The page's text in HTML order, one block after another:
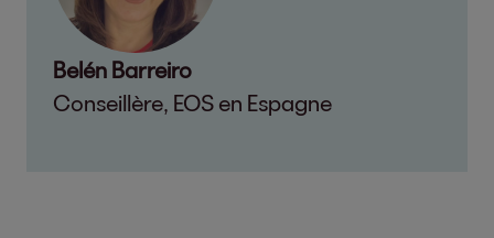
Belén Barreiro
Conseillère, EOS en Espagne